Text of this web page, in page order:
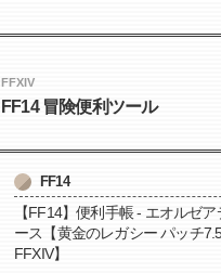
FFXIV
FF14 冒険便利ツール
FF14
【FF14】便利手帳 - エオルゼ
ース【黄金のレガシー パッチ
FFXIV】